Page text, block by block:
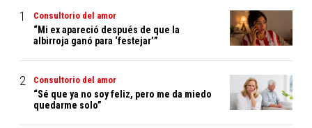
Consultorio del amor
“Mi ex apareció después de que la
albirroja ganó para ‘festejar’”
Consultorio del amor
“Sé que ya no soy feliz, pero me da miedo
quedarme solo”